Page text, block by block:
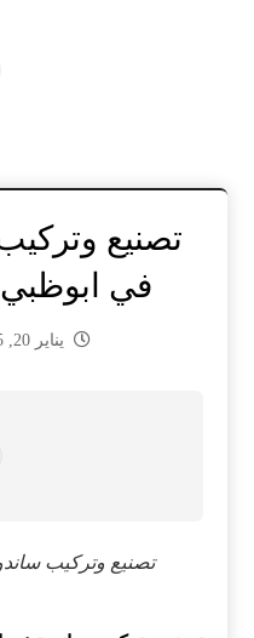
تصنيع
في ابوظبي
يناير 20, 2025
تصنيع وتركيب